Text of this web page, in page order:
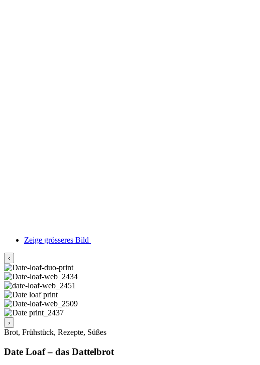
Zeige grösseres Bild
‹
›
Brot, Frühstück, Rezepte, Süßes
Date Loaf – das Dattelbrot